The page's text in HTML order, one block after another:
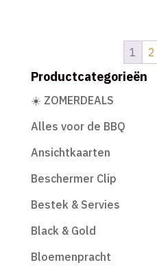
€54,95
1 2
Productcategorieën
☀️ ZOMERDEALS
Alles voor de BBQ
Ansichtkaarten
Beschermer Clip
Bestek & Servies
Black & Gold
Bloemenpracht